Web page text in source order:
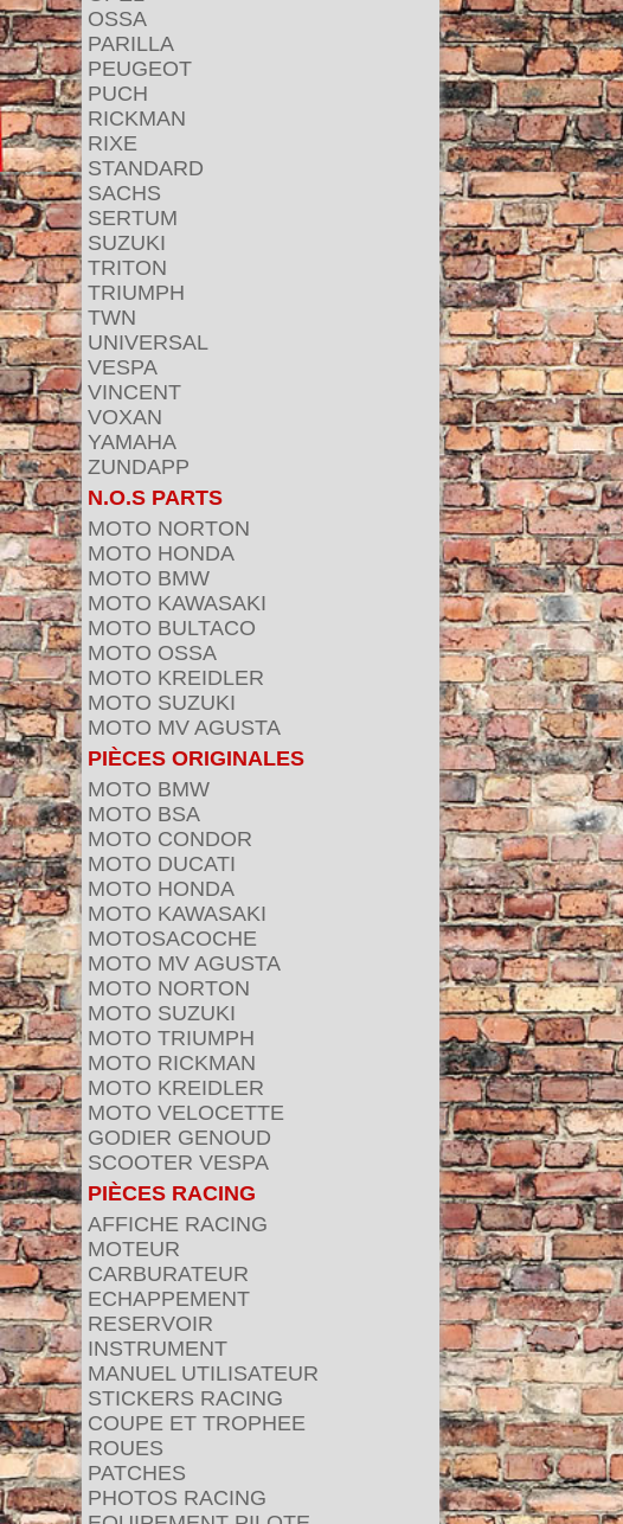
OSSA
PARILLA
PEUGEOT
PUCH
RICKMAN
RIXE
STANDARD
SACHS
SERTUM
SUZUKI
TRITON
TRIUMPH
TWN
UNIVERSAL
VESPA
VINCENT
VOXAN
YAMAHA
ZUNDAPP
N.O.S PARTS
MOTO NORTON
MOTO HONDA
MOTO BMW
MOTO KAWASAKI
MOTO BULTACO
MOTO OSSA
MOTO KREIDLER
MOTO SUZUKI
MOTO MV AGUSTA
PIÈCES ORIGINALES
MOTO BMW
MOTO BSA
MOTO CONDOR
MOTO DUCATI
MOTO HONDA
MOTO KAWASAKI
MOTOSACOCHE
MOTO MV AGUSTA
MOTO NORTON
MOTO SUZUKI
MOTO TRIUMPH
MOTO RICKMAN
MOTO KREIDLER
MOTO VELOCETTE
GODIER GENOUD
SCOOTER VESPA
PIÈCES RACING
AFFICHE RACING
MOTEUR
CARBURATEUR
ECHAPPEMENT
RESERVOIR
INSTRUMENT
MANUEL UTILISATEUR
STICKERS RACING
COUPE ET TROPHEE
ROUES
PATCHES
PHOTOS RACING